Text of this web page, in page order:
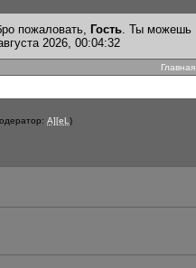
пожаловать, Гость. Ты можешь
2026, 00:04:32
Главная
A][eL )